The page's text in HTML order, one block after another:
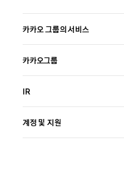
카카오 그룹의 서비스
카카오그룹
IR
계정 및 지원